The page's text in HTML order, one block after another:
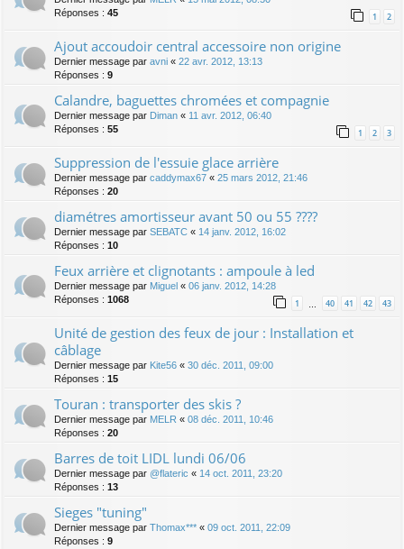
Réponses : 45 1 2
Ajout accoudoir central accessoire non origine
Dernier message par avni « 22 avr. 2012, 13:13
Réponses : 9
Calandre, baguettes chromées et compagnie
Dernier message par Diman « 11 avr. 2012, 06:40
Réponses : 55 1 2 3
Suppression de l'essuie glace arrière
Dernier message par caddymax67 « 25 mars 2012, 21:46
Réponses : 20
diamétres amortisseur avant 50 ou 55 ????
Dernier message par SEBATC « 14 janv. 2012, 16:02
Réponses : 10
Feux arrière et clignotants : ampoule à led
Dernier message par Miguel « 06 janv. 2012, 14:28
Réponses : 1068 1 … 40 41 42 43
Unité de gestion des feux de jour : Installation et
câblage
Dernier message par Kite56 « 30 déc. 2011, 09:00
Réponses : 15
Touran : transporter des skis ?
Dernier message par MELR « 08 déc. 2011, 10:46
Réponses : 20
Barres de toit LIDL lundi 06/06
Dernier message par @flateric « 14 oct. 2011, 23:20
Réponses : 13
Sieges "tuning"
Dernier message par Thomax*** « 09 oct. 2011, 22:09
Réponses : 9